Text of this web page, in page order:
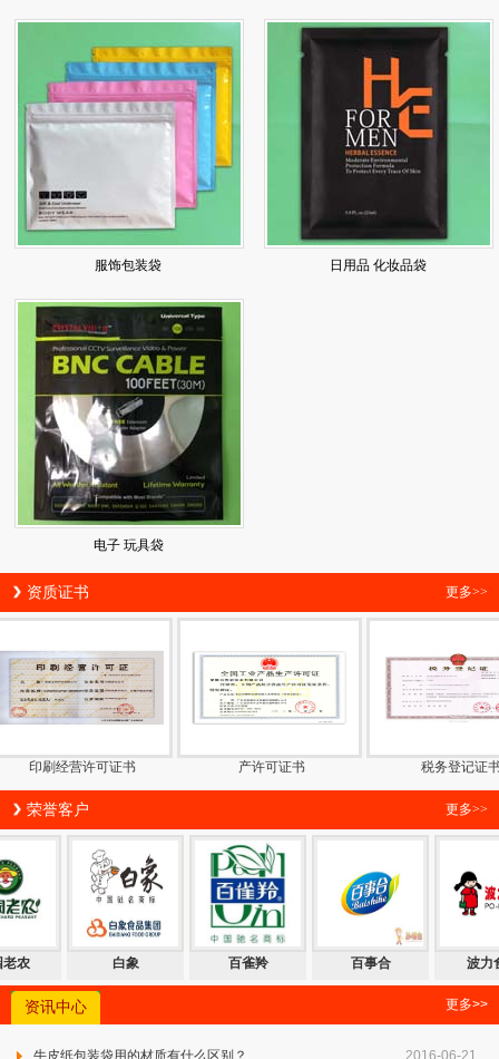
服饰包装袋 日用品 化妆品袋
电子 玩具袋
更多>>
资质证书
刷经营许可证书 产许可证书 税务登记证书
更多>>
荣誉客户
老农 白象 百雀羚 百事合 波力
更多>>
资讯中心